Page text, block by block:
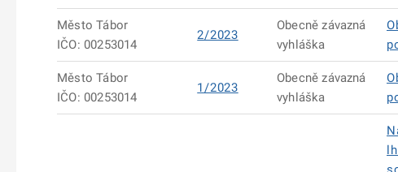
Město Tábor
IČO: 00253014
2/2023
Obecně závazná
vyhláška
Město Tábor
IČO: 00253014
1/2023
Obecně závazná
vyhláška